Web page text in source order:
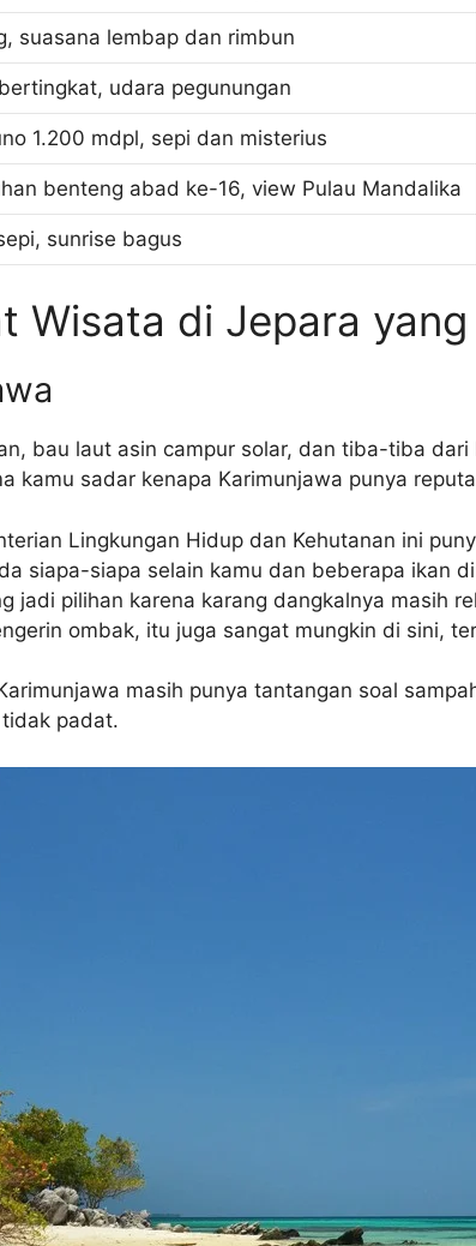
suasana lembap dan rimbun
udara pegunungan
1.200 mdpl, sepi dan misterius
benteng abad ke-16, view Pulau Mandalika
sunrise bagus
Wisata di Jepara
bau laut asin campur solar, dan tiba-tiba
kamu sadar kenapa Karimunjawa punya
Lingkungan Hidup dan Kehutanan ini
siapa-siapa selain kamu dan beberapa ikan
jadi pilihan karena karang dangkalnya masih
ombak, itu juga sangat mungkin di sini,
masih punya tantangan soal
padat.